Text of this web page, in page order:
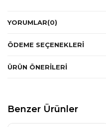
YORUMLAR(0)
ÖDEME SEÇENEKLERI
ÜRÜN ÖNERILERI
Benzer Ürünler